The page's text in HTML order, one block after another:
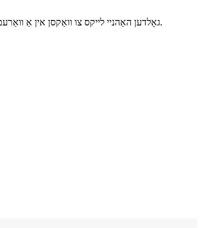
גאָלדען האַהניי לייקס צו וואַקסן אין אַ וואַרעם סוויווע.די פּאַסיק טעמפּעראַטור פֿאַר וווּקס איז 20 ~ 30 ℃, אַזוי עס איז נייטיק צו קאָנטראָלירן די טעמפּעראַטור אויב עס וויל צו וואַקסן ראַפּאַדלי און פּלאַצן די נייַ דרייען.